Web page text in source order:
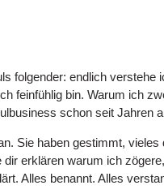
folgender: endlich verstehe
feinfühlig bin. Warum ich
schon seit Jahren
Sie haben gestimmt, vieles
erklären warum ich
Alles benannt. Alles